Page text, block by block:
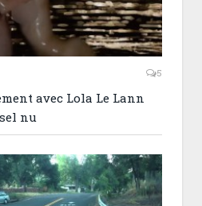
5
avec Lola Le Lann
nu